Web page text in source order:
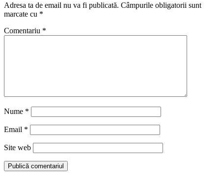
Adresa ta de email nu va fi publicată. Câmpurile obligatorii sunt
marcate cu *
Comentariu *
Nume *
Email *
Site web